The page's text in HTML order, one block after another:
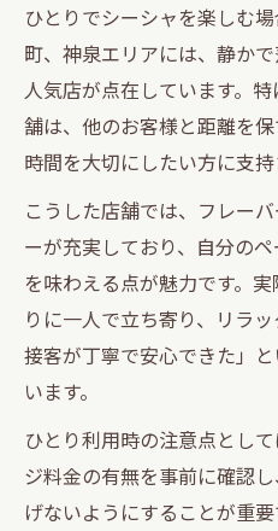
ひとりでシーシャを楽しむ
町、神泉エリアには、静か
人気店が点在しています。
舗は、他のお客様と距離を
時間を大切にしたい方に支持
こうした店舗では、フレー
ーが充実しており、自分の
を味わえる点が魅力です。
りに一人で立ち寄り、リラ
接客が丁寧で安心できた」
います。
ひとり利用時の注意点とし
ジ料金の有無を事前に確認
げないようにすることが重